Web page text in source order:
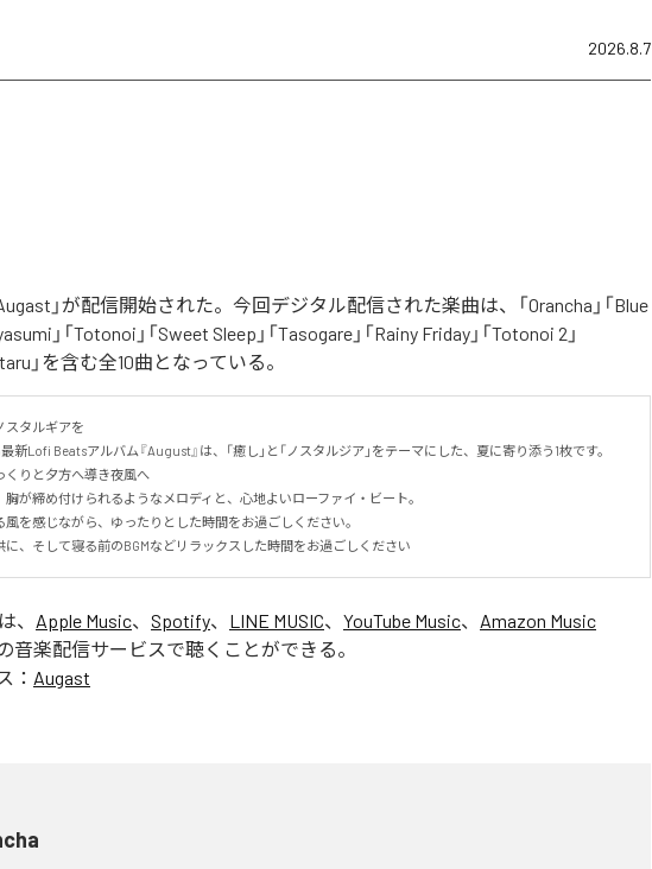
2026.8.7
」が配信開始された。今回デジタル配信された楽曲は、「Orancha」「Blue
」「Totonoi」「Sweet Sleep」「Tasogare」「Rainy Friday」「Totonoi 2」
」を含む全10曲となっている。
スタルギアを
新Lofi Beatsアルバム『August』は、「癒し」と「ノスタルジア」をテーマにした、夏に寄り添う1枚です。
くりと夕方へ導き夜風へ
胸が締め付けられるようなメロディと、心地よいローファイ・ビート。
風を感じながら、ゆったりとした時間をお過ごしください。
に、そして寝る前のBGMなどリラックスした時間をお過ごしください
、 Apple Music、 Spotify、 LINE MUSIC、 YouTube Music、 Amazon Music
音楽配信サービスで聴くことができる。
： Augast